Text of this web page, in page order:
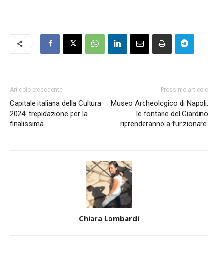
Articolo precedente
Capitale italiana della Cultura
2024: trepidazione per la
finalissima.
Prossimo articolo
Museo Archeologico di Napoli:
le fontane del Giardino
riprenderanno a funzionare.
Chiara Lombardi